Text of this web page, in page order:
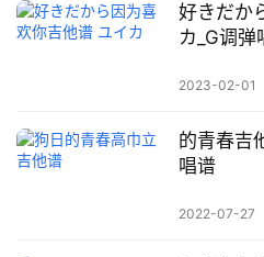
好きだか
カ_G调弹
2023-02-01
的青春吉
唱谱
2022-07-27